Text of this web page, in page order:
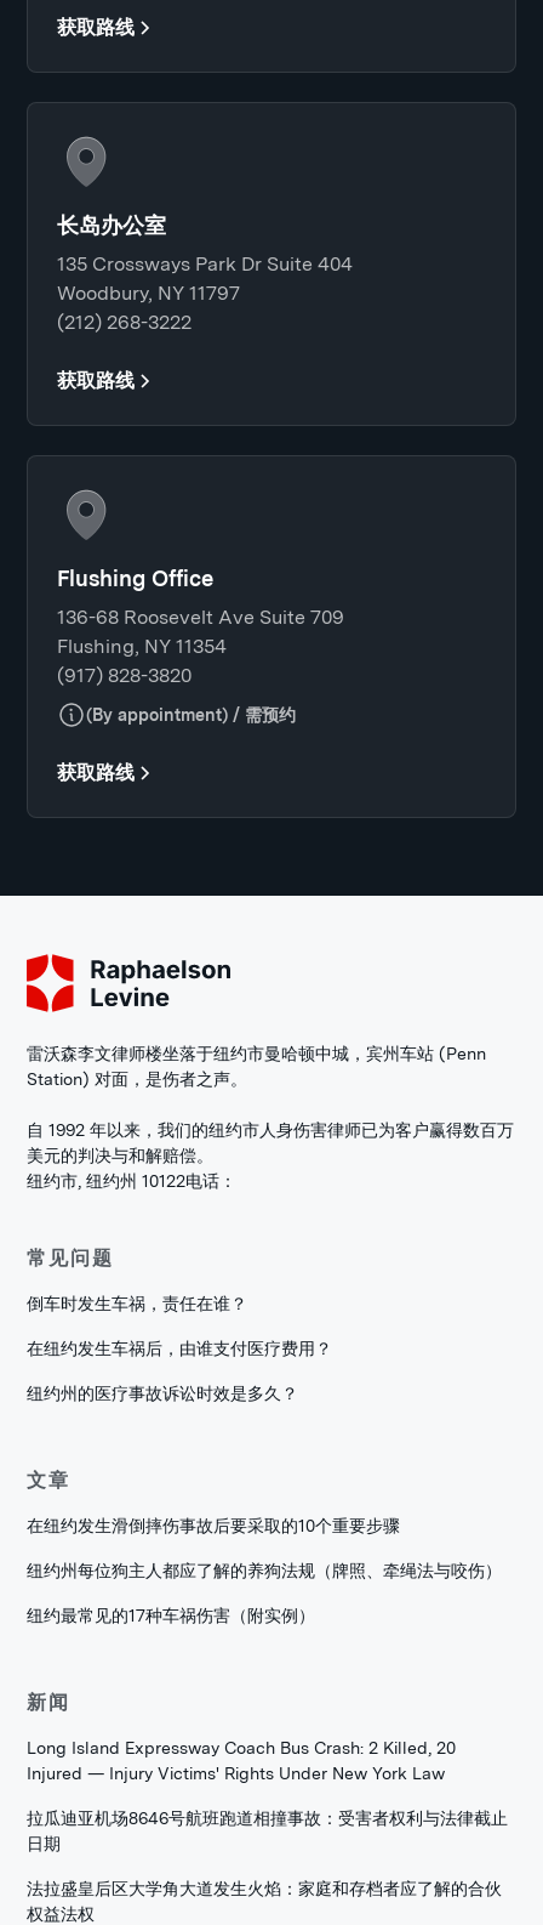
获取路线
长岛办公室
135 Crossways Park Dr Suite 404
Woodbury, NY 11797
(212) 268-3222
获取路线
Flushing Office
136-68 Roosevelt Ave Suite 709
Flushing, NY 11354
(917) 828-3820
(By appointment) / 需预约
获取路线
雷沃森李文律师楼坐落于纽约市曼哈顿中城，宾州车站 (Penn
Station) 对面，是伤者之声。
自 1992 年以来，我们的纽约市人身伤害律师已为客户赢得数百万
美元的判决与和解赔偿。
纽约市, 纽约州 10122电话：
常见问题
倒车时发生车祸，责任在谁？
在纽约发生车祸后，由谁支付医疗费用？
纽约州的医疗事故诉讼时效是多久？
文章
在纽约发生滑倒摔伤事故后要采取的10个重要步骤
纽约州每位狗主人都应了解的养狗法规（牌照、牵绳法与咬伤）
纽约最常见的17种车祸伤害（附实例）
新闻
Long Island Expressway Coach Bus Crash: 2 Killed, 20
Injured — Injury Victims' Rights Under New York Law
拉瓜迪亚机场8646号航班跑道相撞事故：受害者权利与法律截止
日期
法拉盛皇后区大学角大道发生火焰：家庭和存档者应了解的合伙
权益法权